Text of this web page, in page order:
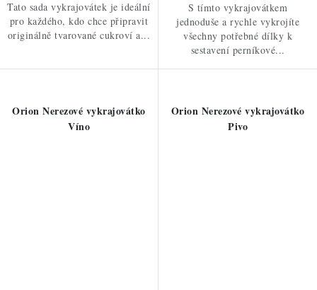
Tato sada vykrajovátek je ideální
pro každého, kdo chce připravit
originálně tvarované cukroví a...
S tímto vykrajovátkem
jednoduše a rychle vykrojíte
všechny potřebné dílky k
sestavení perníkové...
Orion Nerezové vykrajovátko
Víno
Orion Nerezové vykrajovátko
Pivo